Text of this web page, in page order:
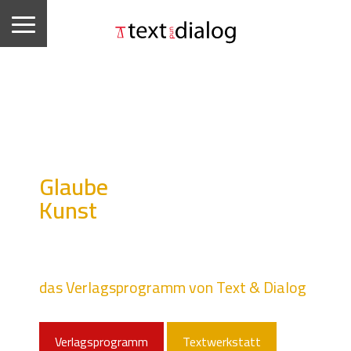
Glaube
Kunst
Gesellschaft
das Verlagsprogramm von Text & Dialog
Verlagsprogramm Textwerkstatt